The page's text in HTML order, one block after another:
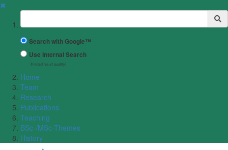
✖
Suchbegriff
Search with Google™
Use Internal Search
(limited result quality)
Home
Team
Research
Publications
Teaching
BSc-/MSc-Themes
History